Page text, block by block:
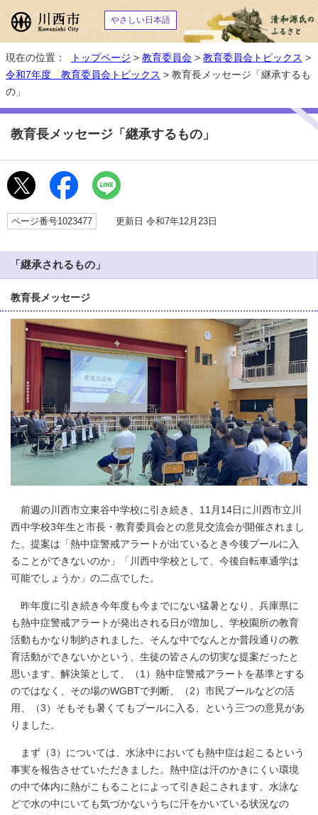
やさしい日本語
現在の位置： トップページ > 教育委員会 > 教育委員会トピックス >
令和7年度 教育委員会トピックス > 教育長メッセージ「継承するも
の」
教育長メッセージ「継承するもの」
ページ番号1023477 更新日 令和7年12月23日
「継承されるもの」
教育長メッセージ
前週の川西市立東谷中学校に引き続き、11月14日に川西市立川
西中学校3年生と市長・教育委員会との意見交流会が開催されまし
た。提案は「熱中症警戒アラートが出ているとき今後プールに入
ることができないのか」「川西中学校として、今後自転車通学は
可能でしょうか」の二点でした。
昨年度に引き続き今年度も今までにない猛暑となり、兵庫県に
も熱中症警戒アラートが発出される日が増加し、学校園所の教育
活動もかなり制約されました。そんな中でなんとか普段通りの教
育活動ができないかという、生徒の皆さんの切実な提案だったと
思います。解決策として、（1）熱中症警戒アラートを基準とする
のではなく、その場のWGBTで判断、（2）市民プールなどの活
用、（3）そもそも暑くてもプールに入る、という三つの意見があ
りました。
まず（3）については、水泳中においても熱中症は起こるという
事実を報告させていただきました。熱中症は汗のかきにくい環境
の中で体内に熱がこもることによって引き起こされます。水泳な
どで水の中にいても気づかないうちに汗をかいている状況なの